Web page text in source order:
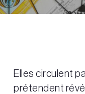
Elles circulent
prétendent